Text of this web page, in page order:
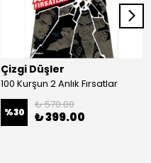
Çizgi Düşler
100 Kurşun 2 Anlık Fırsatlar
%30
₺ 570.00
₺ 399.00